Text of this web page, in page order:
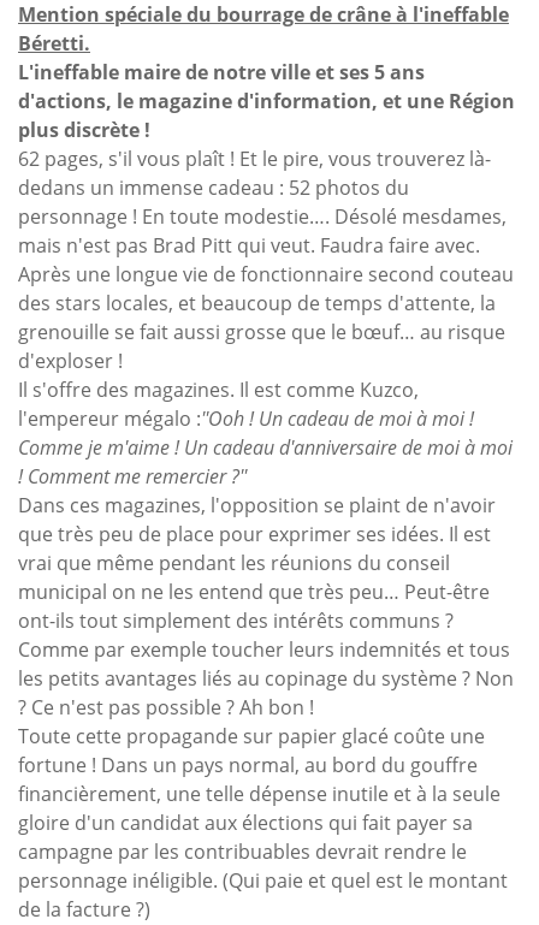
Mention spéciale du bourrage de crâne à l'ineffable
Béretti.
L'ineffable maire de notre ville et ses 5 ans
d'actions, le magazine d'information, et une Région
plus discrète !
62 pages, s'il vous plaît ! Et le pire, vous trouverez là-
dedans un immense cadeau : 52 photos du
personnage ! En toute modestie…. Désolé mesdames,
mais n'est pas Brad Pitt qui veut. Faudra faire avec.
Après une longue vie de fonctionnaire second couteau
des stars locales, et beaucoup de temps d'attente, la
grenouille se fait aussi grosse que le bœuf… au risque
d'exploser !
Il s'offre des magazines. Il est comme Kuzco,
l'empereur mégalo :''Ooh ! Un cadeau de moi à moi !
Comme je m'aime ! Un cadeau d'anniversaire de moi à moi
! Comment me remercier ?''
Dans ces magazines, l'opposition se plaint de n'avoir
que très peu de place pour exprimer ses idées. Il est
vrai que même pendant les réunions du conseil
municipal on ne les entend que très peu… Peut-être
ont-ils tout simplement des intérêts communs ?
Comme par exemple toucher leurs indemnités et tous
les petits avantages liés au copinage du système ? Non
? Ce n'est pas possible ? Ah bon !
Toute cette propagande sur papier glacé coûte une
fortune ! Dans un pays normal, au bord du gouffre
financièrement, une telle dépense inutile et à la seule
gloire d'un candidat aux élections qui fait payer sa
campagne par les contribuables devrait rendre le
personnage inéligible. (Qui paie et quel est le montant
de la facture ?)